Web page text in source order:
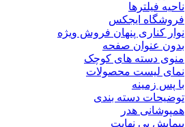
ناحیه فیلترها
فروشگاه ایجکس
نوار کناری پنهان فروش ویژه
بدون عنوان صفحه
منوی دسته های کوچک
نمای لیست محصولات
با پس زمینه
توضیحات دسته بندی
همپوشانی هدر
پیمایش بی نهایت